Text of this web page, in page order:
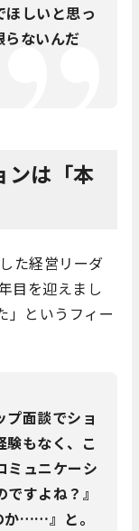
ほしいと思っ
らないんだ
ンは「本
た経営リーダ
目を迎えまし
」というフィー
プ面談でショ
験もなく、こ
ミュニケーシ
すよね？』
か……』と。